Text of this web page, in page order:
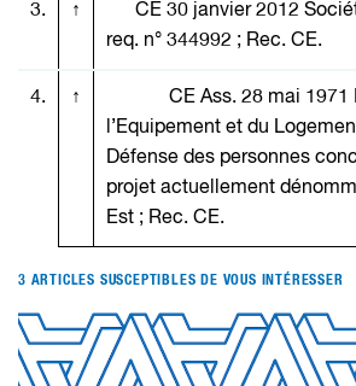
3. ↑ CE 30 janvier 2012
req. n° 344992 ; Rec. CE.
4. ↑ CE Ass. 28 mai 1971
l’Equipement et du
Défense des personnes
projet actuellement
Est ; Rec. CE.
3 ARTICLES SUSCEPTIBLES DE VOUS INTÉRESSER